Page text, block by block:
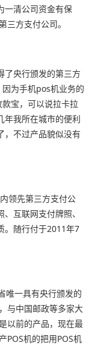
一清公司资金有保
三方支付公司。
了央行颁发的第三方
为手机pos机业务的
宝，可以说拉卡拉
年我所在城市的便利
，不过产品貌似没有
领先第三方支付公
互联网支付牌照、
。随行付于2011年7
唯一具有央行颁发的
与中国邮政等多家大
以前的产品，现在最
POS机的把用POS机